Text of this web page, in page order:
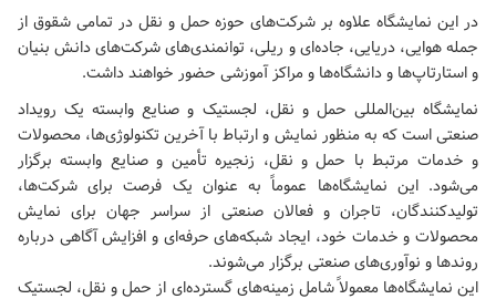
در این نمایشگاه علاوه بر شرکت‌های حوزه حمل و نقل در تمامی شقوق از
جمله هوایی، دریایی، جاده‌ای و ریلی، توانمندی‌های شرکت‌های دانش بنیان
و استارتاپ‌ها و دانشگاه‌ها و مراکز آموزشی حضور خواهند داشت.
نمایشگاه بین‌المللی حمل و نقل، لجستیک و صنایع وابسته یک رویداد
صنعتی است که به منظور نمایش و ارتباط با آخرین تکنولوژی‌ها، محصولات
و خدمات مرتبط با حمل و نقل، زنجیره تأمین و صنایع وابسته برگزار
می‌شود. این نمایشگاه‌ها عموماً به عنوان یک فرصت برای شرکت‌ها،
تولیدکنندگان، تاجران و فعالان صنعتی از سراسر جهان برای نمایش
محصولات و خدمات خود، ایجاد شبکه‌های حرفه‌ای و افزایش آگاهی درباره
روندها و نوآوری‌های صنعتی برگزار می‌شوند.
این نمایشگاه‌ها معمولاً شامل زمینه‌های گسترده‌ای از حمل و نقل، لجستیک